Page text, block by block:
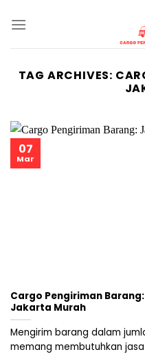
TAG ARCHIVES:
Cargo Pengiriman
Jakarta Murah
Mengirim barang dalam
memang membutuhkan
07
Mar